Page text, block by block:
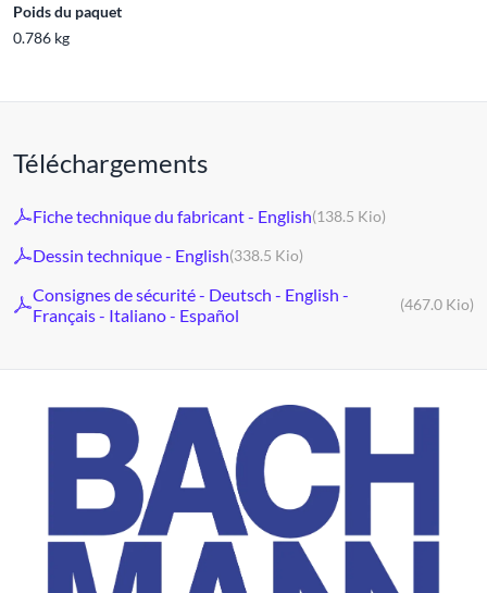
Poids du paquet
0.786 kg
Téléchargements
Fiche technique du fabricant - English(138.5 Kio)
Dessin technique - English(338.5 Kio)
Consignes de sécurité - Deutsch - English -
Français - Italiano - Español
(467.0 Kio)